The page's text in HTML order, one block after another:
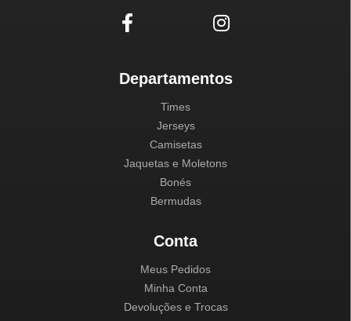
Departamentos
Times
Jerseys
Camisetas
Jaquetas e Moletons
Bonés
Bermudas
Conta
Meus Pedidos
Minha Conta
Devoluções e Trocas